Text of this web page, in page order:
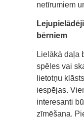
netīrumiem
bērniem
Lielākā daļa
spēles vai
lietotņu
iespējas.
interesanti
zīmēšana.